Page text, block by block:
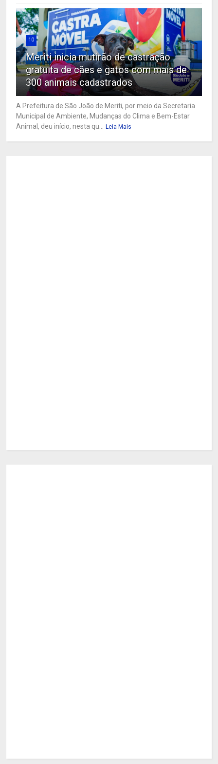
10
Meriti inicia mutirão de castração
gratuita de cães e gatos com mais de
300 animais cadastrados
A Prefeitura de São João de Meriti, por meio da Secretaria
Municipal de Ambiente, Mudanças do Clima e Bem-Estar
Animal, deu início, nesta qu... Leia Mais